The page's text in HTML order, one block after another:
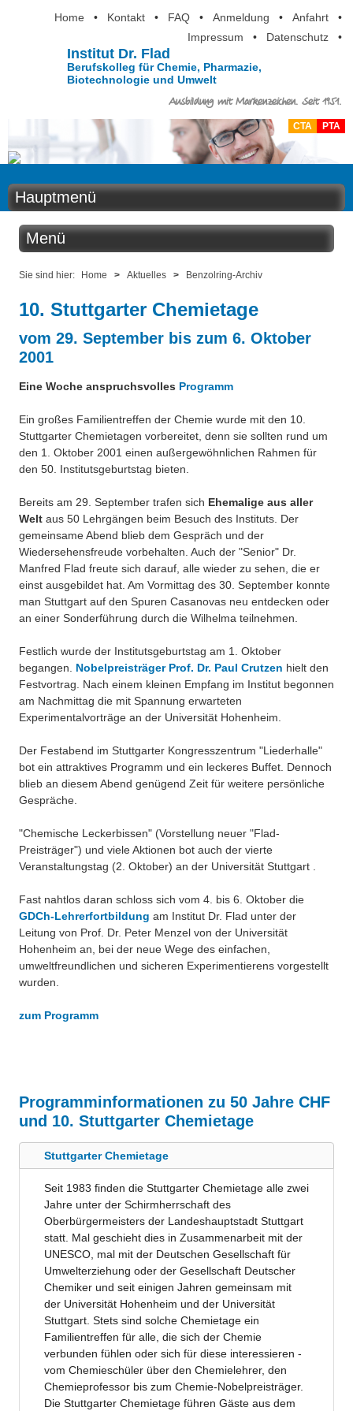
Home • Kontakt • FAQ • Anmeldung • Anfahrt
•
Impressum
• Datenschutz •
Institut Dr. Flad
Berufskolleg für Chemie, Pharmazie,
Biotechnologie und Umwelt
Ausbildung mit Markenzeichen. Seit 1951.
CTA PTA
Hauptmenü
Home
Über uns
Besonderheiten
Projekte
Menü
Aktuelles
Benzolring online
Der Institutskalender
QM-Zertifizierung nach SGB III / AZAV
Preisrätsel
Unsere Linktipps
Benzolring-Archiv
Sie sind hier: Home > Aktuelles > Benzolring-Archiv
10. Stuttgarter Chemietage
vom 29. September bis zum 6. Oktober
2001
Eine Woche anspruchsvolles Programm
Ein großes Familientreffen der Chemie wurde mit den 10.
Stuttgarter Chemietagen vorbereitet, denn sie sollten rund um
den 1. Oktober 2001 einen außergewöhnlichen Rahmen für
den 50. Institutsgeburtstag bieten.
Bereits am 29. September trafen sich Ehemalige aus aller
Welt aus 50 Lehrgängen beim Besuch des Instituts. Der
gemeinsame Abend blieb dem Gespräch und der
Wiedersehensfreude vorbehalten. Auch der "Senior" Dr.
Manfred Flad freute sich darauf, alle wieder zu sehen, die er
einst ausgebildet hat. Am Vormittag des 30. September konnte
man Stuttgart auf den Spuren Casanovas neu entdecken oder
an einer Sonderführung durch die Wilhelma teilnehmen.
Festlich wurde der Institutsgeburtstag am 1. Oktober
begangen. Nobelpreisträger Prof. Dr. Paul Crutzen hielt den
Festvortrag. Nach einem kleinen Empfang im Institut begonnen
am Nachmittag die mit Spannung erwarteten
Experimentalvorträge an der Universität Hohenheim.
Der Festabend im Stuttgarter Kongresszentrum "Liederhalle"
bot ein attraktives Programm und ein leckeres Buffet. Dennoch
blieb an diesem Abend genügend Zeit für weitere persönliche
Gespräche.
"Chemische Leckerbissen" (Vorstellung neuer "Flad-
Preisträger") und viele Aktionen bot auch der vierte
Veranstaltungstag (2. Oktober) an der Universität Stuttgart .
Fast nahtlos daran schloss sich vom 4. bis 6. Oktober die
GDCh-Lehrerfortbildung am Institut Dr. Flad unter der
Leitung von Prof. Dr. Peter Menzel von der Universität
Hohenheim an, bei der neue Wege des einfachen,
umweltfreundlichen und sicheren Experimentierens vorgestellt
wurden.
zum Programm
Programminformationen zu 50 Jahre CHF
und 10. Stuttgarter Chemietage
Stuttgarter Chemietage
Seit 1983 finden die Stuttgarter Chemietage alle zwei
Jahre unter der Schirmherrschaft des
Oberbürgermeisters der Landeshauptstadt Stuttgart
statt. Mal geschieht dies in Zusammenarbeit mit der
UNESCO, mal mit der Deutschen Gesellschaft für
Umwelterziehung oder der Gesellschaft Deutscher
Chemiker und seit einigen Jahren gemeinsam mit
der Universität Hohenheim und der Universität
Stuttgart. Stets sind solche Chemietage ein
Familientreffen für alle, die sich der Chemie
verbunden fühlen oder sich für diese interessieren -
vom Chemieschüler über den Chemielehrer, den
Chemieprofessor bis zum Chemie-Nobelpreisträger.
Die Stuttgarter Chemietage führen Gäste aus dem